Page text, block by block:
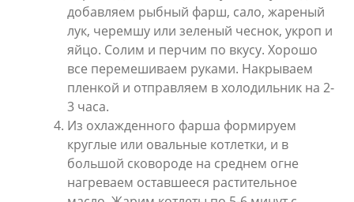
добавляем рыбный фарш, сало, жареный
лук, черемшу или зеленый чеснок, укроп и
яйцо. Солим и перчим по вкусу. Хорошо
все перемешиваем руками. Накрываем
пленкой и отправляем в холодильник на 2-
3 часа.
Из охлажденного фарша формируем
круглые или овальные котлетки, и в
большой сковороде на среднем огне
нагреваем оставшееся растительное